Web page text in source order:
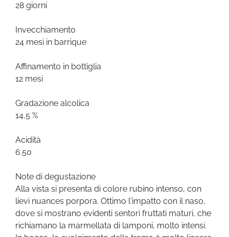
28 giorni
Invecchiamento
24 mesi in barrique
Affinamento in bottiglia
12 mesi
Gradazione alcolica
14,5 %
Acidità
6.50
Note di degustazione
Alla vista si presenta di colore rubino intenso, con
lievi nuances porpora. Ottimo l'impatto con il naso,
dove si mostrano evidenti sentori fruttati maturi, che
richiamano la marmellata di lamponi, molto intensi.